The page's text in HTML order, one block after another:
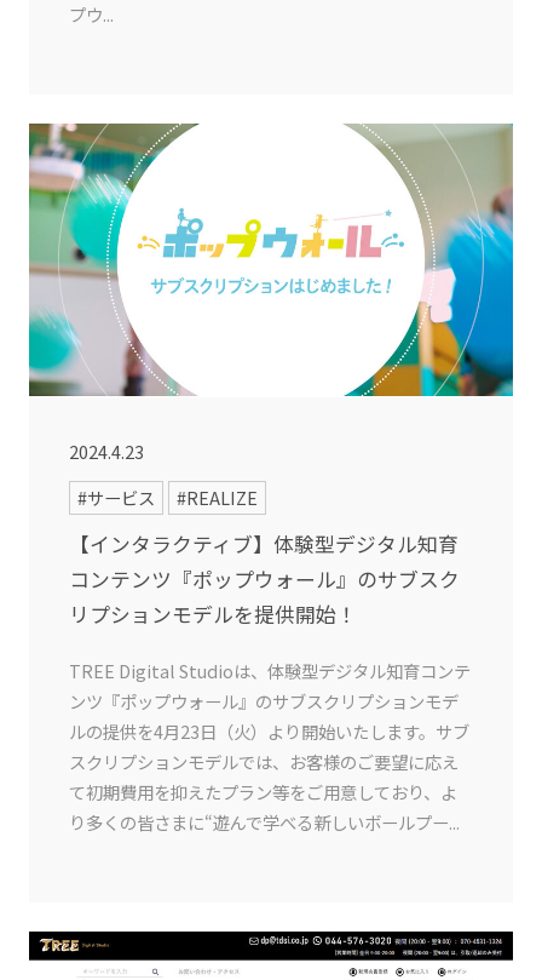
プウ...
2024.4.23
#サービス
#REALIZE
【インタラクティブ】体験型デジタル知育
コンテンツ『ポップウォール』のサブスク
リプションモデルを提供開始！
TREE Digital Studioは、体験型デジタル知育コンテ
ンツ『ポップウォール』のサブスクリプションモデ
ルの提供を4月23日（火）より開始いたします。サブ
スクリプションモデルでは、お客様のご要望に応え
て初期費用を抑えたプラン等をご用意しており、よ
り多くの皆さまに“遊んで学べる新しいボールプー...